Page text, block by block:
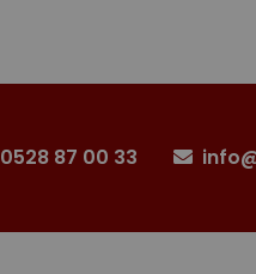
0528 87 00 33